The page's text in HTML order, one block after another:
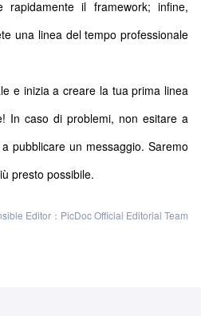
rapidamente il framework; infine,
una linea del tempo professionale
e inizia a creare la tua prima linea
In caso di problemi, non esitare a
pubblicare un messaggio. Saremo
presto possibile.
Editor：PicDoc Official Editorial Team